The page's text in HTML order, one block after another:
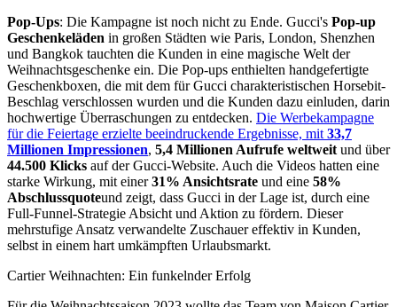
Pop-Ups: Die Kampagne ist noch nicht zu Ende. Gucci's Pop-up
Geschenkeläden in großen Städten wie Paris, London, Shenzhen
und Bangkok tauchten die Kunden in eine magische Welt der
Weihnachtsgeschenke ein. Die Pop-ups enthielten handgefertigte
Geschenkboxen, die mit dem für Gucci charakteristischen Horsebit-
Beschlag verschlossen wurden und die Kunden dazu einluden, darin
hochwertige Überraschungen zu entdecken. Die Werbekampagne
für die Feiertage erzielte beeindruckende Ergebnisse, mit 33,7
Millionen Impressionen, 5,4 Millionen Aufrufe weltweit und über
44.500 Klicks auf der Gucci-Website. Auch die Videos hatten eine
starke Wirkung, mit einer31% Ansichtsrate und eine 58%
Abschlussquoteund zeigt, dass Gucci in der Lage ist, durch eine
Full-Funnel-Strategie Absicht und Aktion zu fördern. Dieser
mehrstufige Ansatz verwandelte Zuschauer effektiv in Kunden,
selbst in einem hart umkämpften Urlaubsmarkt.
Cartier Weihnachten: Ein funkelnder Erfolg